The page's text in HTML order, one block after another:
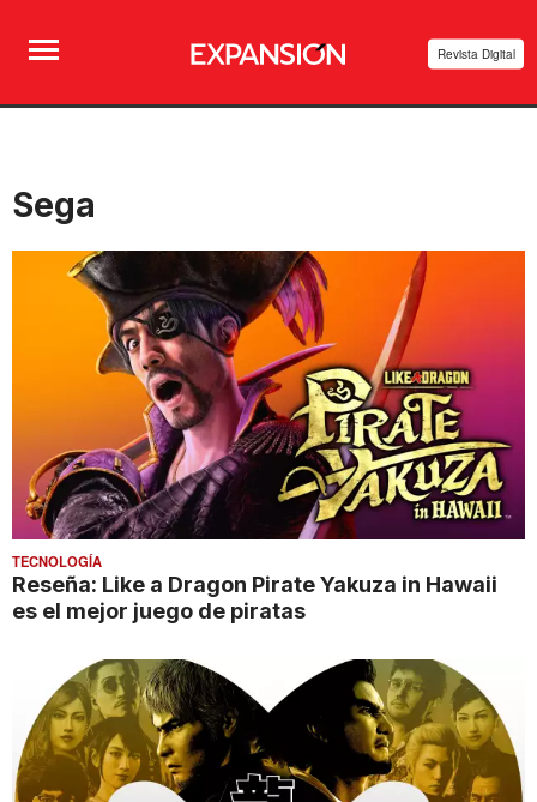
Revista Digital
Sega
TECNOLOGÍA
Reseña: Like a Dragon Pirate Yakuza in Hawaii
es el mejor juego de piratas